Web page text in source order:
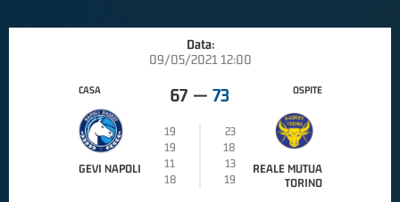
Data:
09/05/2021 12:00
CASA
GEVI NAPOLI
67 — 73
19
23
19
18
11
13
18
19
OSPITE
REALE MUTUA
TORINO